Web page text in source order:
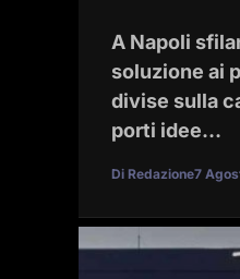
A Napoli
soluzione ai
divise sulla
porti idee…
Di Redazione7